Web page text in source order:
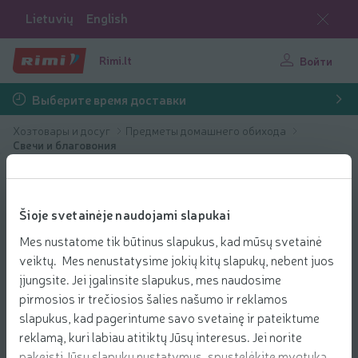
Šioje svetainėje naudojami slapukai
Mes nustatome tik būtinus slapukus, kad mūsų svetainė
veiktų. Mes nenustatysime jokių kitų slapukų, nebent juos
įjungsite. Jei įgalinsite slapukus, mes naudosime
pirmosios ir trečiosios šalies našumo ir reklamos
slapukus, kad pagerintume savo svetainę ir pateiktume
reklamą, kuri labiau atitiktų Jūsų interesus. Jei norite
Lietuvių English
Rimi.lt Войти
Выберите время доставки
Хозтовары и досуг
Предметы домашнего обихода
Свечи и благовония